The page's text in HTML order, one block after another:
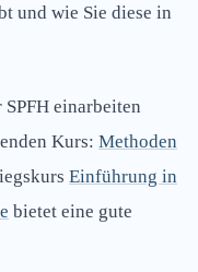
und wie Sie diese in
einarbeiten
Kurs: Methoden
Einführung in
bietet eine gute